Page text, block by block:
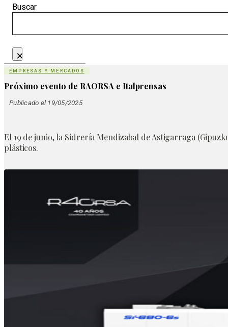
Buscar
×
EMPRESAS Y MERCADOS
Próximo evento de RAORSA e Italprensas
Publicado el 19/05/2025
El 19 de junio,la Sidrería Mendizabal de Astigarraga
plásticos.